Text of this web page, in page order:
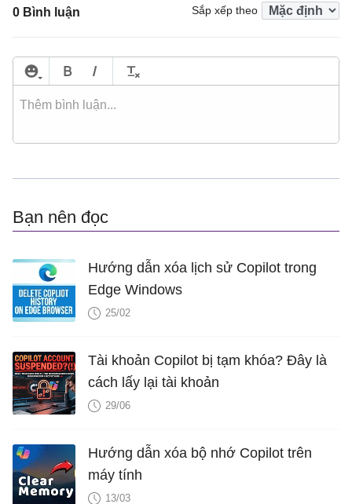
0 Bình luận Sắp xếp theo
Bạn nên đọc
Hướng dẫn xóa lịch sử Copilot trong
Edge Windows
25/02
Tài khoản Copilot bị tạm khóa? Đây là
cách lấy lại tài khoản
29/06
Hướng dẫn xóa bộ nhớ Copilot trên
máy tính
13/03